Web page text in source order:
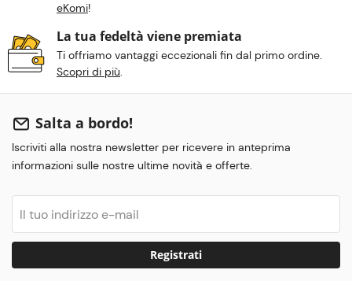
eKomi!
La tua fedeltà viene premiata
Ti offriamo vantaggi eccezionali fin dal primo ordine.
Scopri di più.
Salta a bordo!
Iscriviti alla nostra newsletter per ricevere in anteprima
informazioni sulle nostre ultime novità e offerte.
Registrati